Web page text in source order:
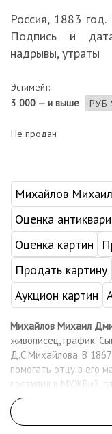
Россия, 1883
Подпись и
надрывы, утраты
Эстимейт:
3 000 — и выше
Не продан
Михайлов
Оценка
Оценка картин
Продать картину
Аукцион картин
Михайлов Михаил
живописец, график.
Д.С.Михайлова. В
помогать отцу в его
поступил в МУЖВиЗ,
Сурикова. После
общество любителей
экспонентом. В 1910